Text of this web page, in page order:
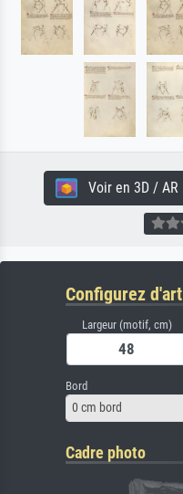
Voir en 3D / AR
Configurez d'art
Largeur (motif, cm)
Bord
0 cm bord
Cadre photo